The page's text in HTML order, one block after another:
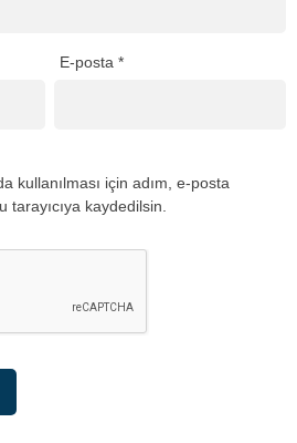
E-posta*
kullanılması için adım, e-posta
kaydedilsin.